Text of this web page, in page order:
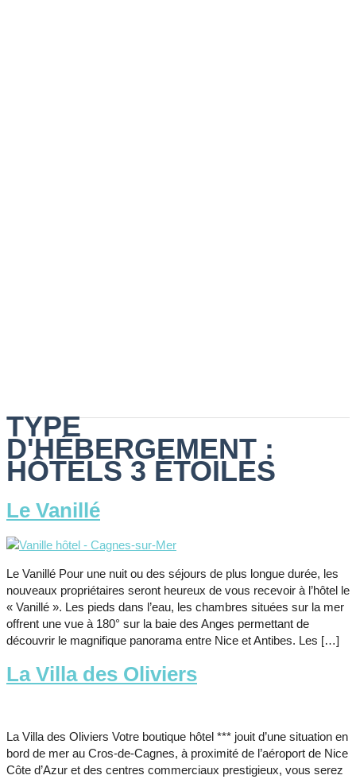
TYPE
D'HÉBERGEMENT :
HÔTELS 3 ÉTOILES
Le Vanillé
Le Vanillé Pour une nuit ou des séjours de plus longue durée, les
nouveaux propriétaires seront heureux de vous recevoir à l’hôtel le
« Vanillé ». Les pieds dans l’eau, les chambres situées sur la mer
offrent une vue à 180° sur la baie des Anges permettant de
découvrir le magnifique panorama entre Nice et Antibes. Les […]
La Villa des Oliviers
La Villa des Oliviers Votre boutique hôtel *** jouit d’une situation en
bord de mer au Cros-de-Cagnes, à proximité de l’aéroport de Nice
Côte d’Azur et des centres commerciaux prestigieux, vous serez